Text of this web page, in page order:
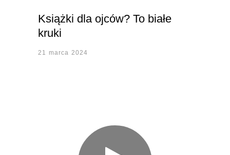
Książki dla ojców? To białe
kruki
21 marca 2024